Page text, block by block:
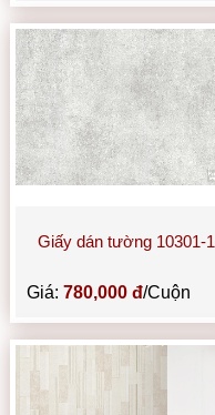
Giấy dán tường 10301-1
Giá:780,000 đ/Cuộn